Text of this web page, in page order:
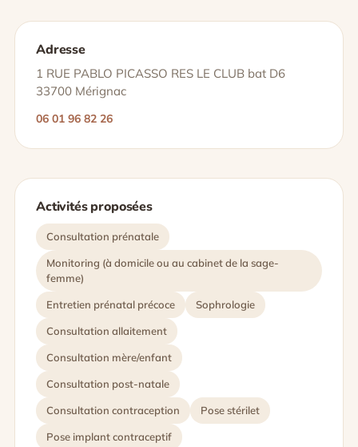
Adresse
1 RUE PABLO PICASSO RES LE CLUB bat D6
33700 Mérignac
06 01 96 82 26
Activités proposées
Consultation prénatale
Monitoring (à domicile ou au cabinet de la sage-
femme)
Entretien prénatal précoce Sophrologie
Consultation allaitement
Consultation mère/enfant
Consultation post-natale
Consultation contraception Pose stérilet
Pose implant contraceptif